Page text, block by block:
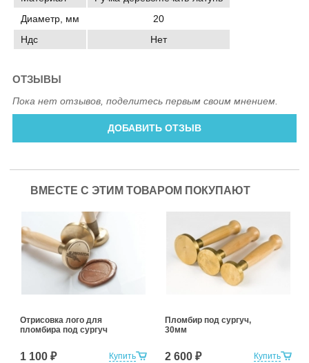
Диаметр, мм
20
Ндс
Нет
ОТЗЫВЫ
Пока нет отзывов, поделитесь первым своим мнением.
ДОБАВИТЬ ОТЗЫВ
ВМЕСТЕ С ЭТИМ ТОВАРОМ ПОКУПАЮТ
Купить
Отрисовка лого для
пломбира под сургуч
1 100 ₽ Купить
Пломбир под сургуч,
30мм
2 600 ₽